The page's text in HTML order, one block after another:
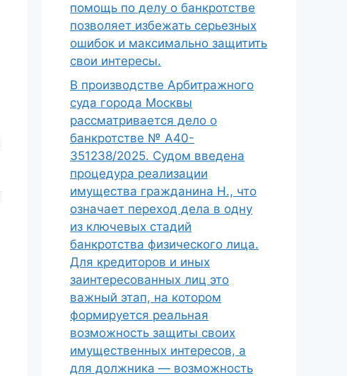
помощь по делу о банкротстве
позволяет избежать серьезных
ошибок и максимально защитить
свои интересы.
В производстве Арбитражного
суда города Москвы
рассматривается дело о
банкротстве № А40-
351238/2025. Судом введена
процедура реализации
имущества гражданина Н., что
означает переход дела в одну
из ключевых стадий
банкротства физического лица.
Для кредиторов и иных
заинтересованных лиц это
важный этап, на котором
формируется реальная
возможность защиты своих
имущественных интересов, а
для должника — возможность